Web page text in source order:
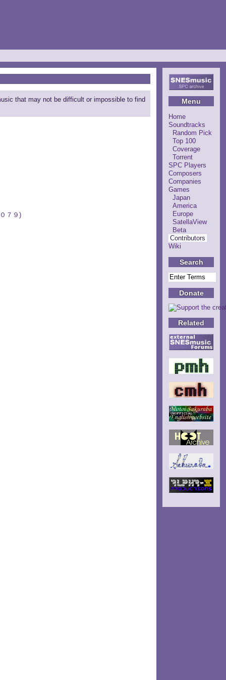
Menu
Home
Soundtracks
Random Pick
Top 100
Coverage
Torrent
SPC Players
Composers
Companies
Games
Japan
America
Europe
SatellaView
Beta
Contributors
Wiki
Search
Donate
Related
that may not be difficult or impossible to find
７９)